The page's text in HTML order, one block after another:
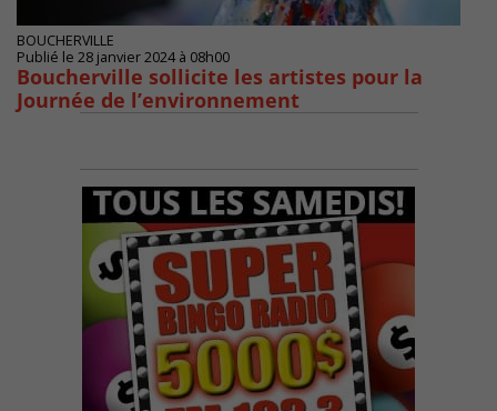
BOUCHERVILLE
Publié le 28 janvier 2024 à 08h00
Boucherville sollicite les artistes pour la
Journée de l’environnement